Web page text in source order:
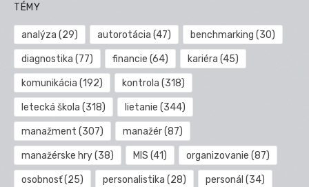
TÉMY
analýza (29) autorotácia (47) benchmarking (30)
diagnostika (77) financie (64) kariéra (45)
komunikácia (192) kontrola (318)
letecká škola (318) lietanie (344)
manažment (307) manažér(87)
manažérske hry(38) MIS (41) organizovanie (87)
osobnosť(25) personalistika (28) personál (34)